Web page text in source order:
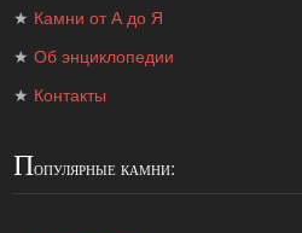
★ Камни от А до Я
★Об энциклопедии
★ Контакты
Популярные камни: